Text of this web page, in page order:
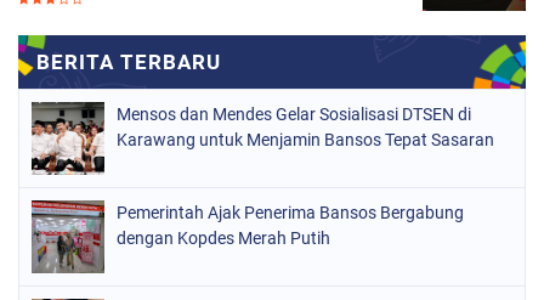
Mensos dan Mendes Gelar Sosialisasi DTSEN di
Karawang untuk Menjamin Bansos Tepat Sasaran
Pemerintah Ajak Penerima Bansos Bergabung
dengan Kopdes Merah Putih